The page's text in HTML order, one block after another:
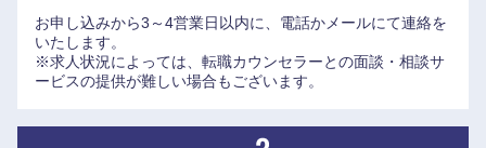
お申し込みから3～4営業日以内に、電話かメールにて連絡を
いたします。
※求人状況によっては、転職カウンセラーとの面談・相談サ
ービスの提供が難しい場合もございます。